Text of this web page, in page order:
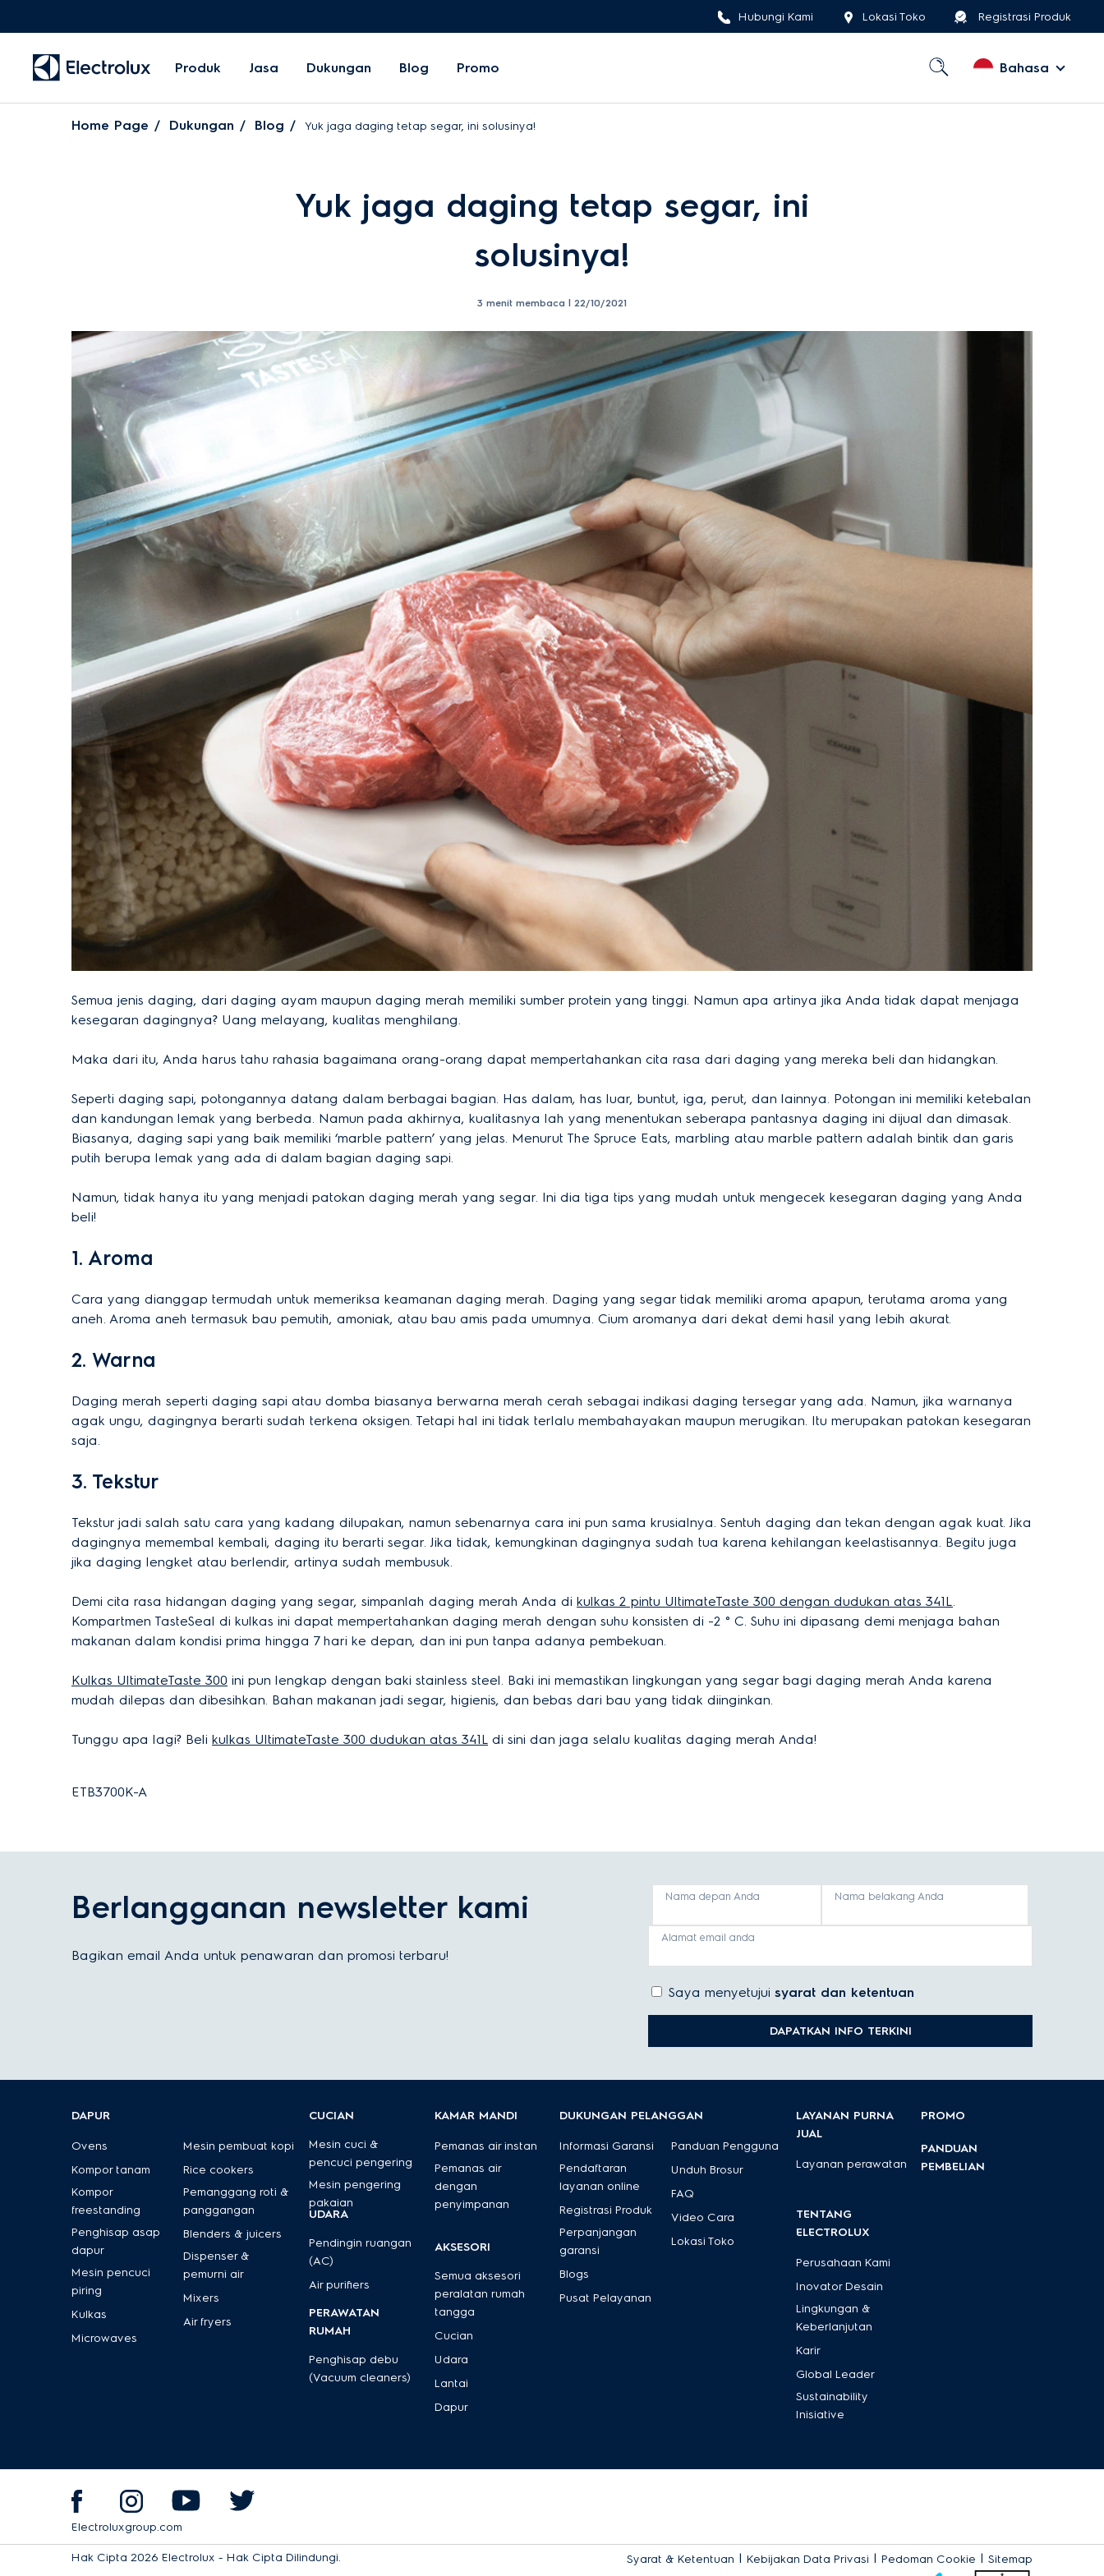
Hubungi Kami Lokasi Toko Registrasi Produk
Produk Jasa Dukungan Blog Promo Bahasa
Home Page Dukungan Blog Yuk jaga daging tetap segar, ini solusinya!
Yuk jaga daging tetap segar, ini
solusinya!
3 menit membaca | 22/10/2021
Semua jenis daging, dari daging ayam maupun daging merah memiliki sumber protein yang tinggi. Namun apa artinya jika Anda tidak dapat menjaga
kesegaran dagingnya? Uang melayang, kualitas menghilang.
Maka dari itu, Anda harus tahu rahasia bagaimana orang-orang dapat mempertahankan cita rasa dari daging yang mereka beli dan hidangkan.
Seperti daging sapi, potongannya datang dalam berbagai bagian. Has dalam, has luar, buntut, iga, perut, dan lainnya. Potongan ini memiliki ketebalan
dan kandungan lemak yang berbeda. Namun pada akhirnya, kualitasnya lah yang menentukan seberapa pantasnya daging ini dijual dan dimasak.
Biasanya, daging sapi yang baik memiliki ‘marble pattern’ yang jelas. Menurut The Spruce Eats, marbling atau marble pattern adalah bintik dan garis
putih berupa lemak yang ada di dalam bagian daging sapi.
Namun, tidak hanya itu yang menjadi patokan daging merah yang segar. Ini dia tiga tips yang mudah untuk mengecek kesegaran daging yang Anda
beli!
1. Aroma
Cara yang dianggap termudah untuk memeriksa keamanan daging merah. Daging yang segar tidak memiliki aroma apapun, terutama aroma yang
aneh. Aroma aneh termasuk bau pemutih, amoniak, atau bau amis pada umumnya. Cium aromanya dari dekat demi hasil yang lebih akurat.
2. Warna
Daging merah seperti daging sapi atau domba biasanya berwarna merah cerah sebagai indikasi daging tersegar yang ada. Namun, jika warnanya
agak ungu, dagingnya berarti sudah terkena oksigen. Tetapi hal ini tidak terlalu membahayakan maupun merugikan. Itu merupakan patokan kesegaran
saja.
3. Tekstur
Tekstur jadi salah satu cara yang kadang dilupakan, namun sebenarnya cara ini pun sama krusialnya. Sentuh daging dan tekan dengan agak kuat. Jika
dagingnya memembal kembali, daging itu berarti segar. Jika tidak, kemungkinan dagingnya sudah tua karena kehilangan keelastisannya. Begitu juga
jika daging lengket atau berlendir, artinya sudah membusuk.
Demi cita rasa hidangan daging yang segar, simpanlah daging merah Anda di kulkas 2 pintu UltimateTaste 300 dengan dudukan atas 341L.
Kompartmen TasteSeal di kulkas ini dapat mempertahankan daging merah dengan suhu konsisten di -2 ° C. Suhu ini dipasang demi menjaga bahan
makanan dalam kondisi prima hingga 7 hari ke depan, dan ini pun tanpa adanya pembekuan.
Kulkas UltimateTaste 300 ini pun lengkap dengan baki stainless steel. Baki ini memastikan lingkungan yang segar bagi daging merah Anda karena
mudah dilepas dan dibesihkan. Bahan makanan jadi segar, higienis, dan bebas dari bau yang tidak diinginkan.
Tunggu apa lagi? Beli kulkas UltimateTaste 300 dudukan atas 341L di sini dan jaga selalu kualitas daging merah Anda!
ETB3700K-A
Berlangganan newsletter kami
Bagikan email Anda untuk penawaran dan promosi terbaru!
Nama depan Anda Nama belakang Anda
Alamat email anda
Saya menyetujui syarat dan ketentuan
DAPATKAN INFO TERKINI
DAPUR
Ovens
Kompor tanam
Kompor
freestanding
Penghisap asap
dapur
Mesin pencuci
piring
Kulkas
Microwaves
Mesin pembuat kopi
Rice cookers
Pemanggang roti &
panggangan
Blenders & juicers
Dispenser &
pemurni air
Mixers
Air fryers
CUCIAN
Mesin cuci &
pencuci pengering
Mesin pengering
pakaian
UDARA
Pendingin ruangan
(AC)
Air purifiers
PERAWATAN
RUMAH
Penghisap debu
(Vacuum cleaners)
KAMAR MANDI
Pemanas air instan
Pemanas air
dengan
penyimpanan
AKSESORI
Semua aksesori
peralatan rumah
tangga
Cucian
Udara
Lantai
Dapur
DUKUNGAN PELANGGAN
Informasi Garansi
Pendaftaran
layanan online
Registrasi Produk
Perpanjangan
garansi
Blogs
Pusat Pelayanan
Panduan Pengguna
Unduh Brosur
FAQ
Video Cara
Lokasi Toko
LAYANAN PURNA
JUAL
Layanan perawatan
TENTANG
ELECTROLUX
Perusahaan Kami
Inovator Desain
Lingkungan &
Keberlanjutan
Karir
Global Leader
Sustainability
Inisiative
PROMO
PANDUAN
PEMBELIAN
Electroluxgroup.com
Hak Cipta 2026 Electrolux - Hak Cipta Dilindungi. Syarat & Ketentuan | Kebijakan Data Privasi | Pedoman Cookie | Sitemap